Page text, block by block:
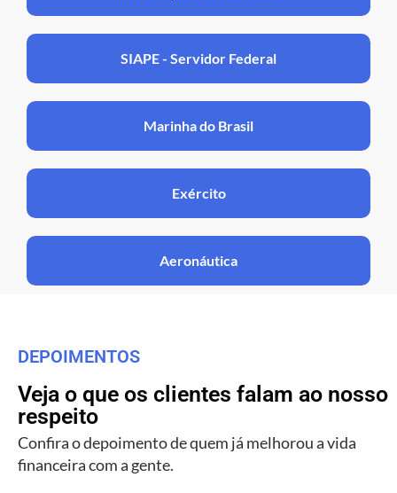
SIAPE - Servidor Federal
Marinha do Brasil
Exército
Aeronáutica
DEPOIMENTOS
Veja o que os clientes falam ao nosso
respeito
Confira o depoimento de quem já melhorou a vida
financeira com a gente.